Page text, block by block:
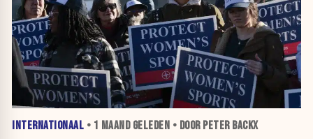
INTERNATIONAAL • 1 MAANDGELEDEN • DOOR PETER BACKX